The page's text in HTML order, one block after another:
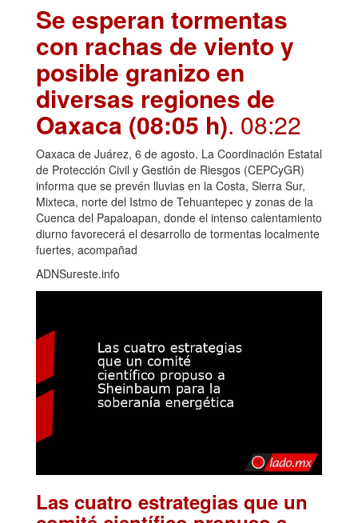
Se esperan tormentas
con rachas de viento y
posible granizo en
diversas regiones de
Oaxaca (08:05 h). 08:22
Oaxaca de Juárez, 6 de agosto. La Coordinación Estatal
de Protección Civil y Gestión de Riesgos (CEPCyGR)
informa que se prevén lluvias en la Costa, Sierra Sur,
Mixteca, norte del Istmo de Tehuantepec y zonas de la
Cuenca del Papaloapan, donde el intenso calentamiento
diurno favorecerá el desarrollo de tormentas localmente
fuertes, acompañad
ADNSureste.info
Las cuatro estrategias que un